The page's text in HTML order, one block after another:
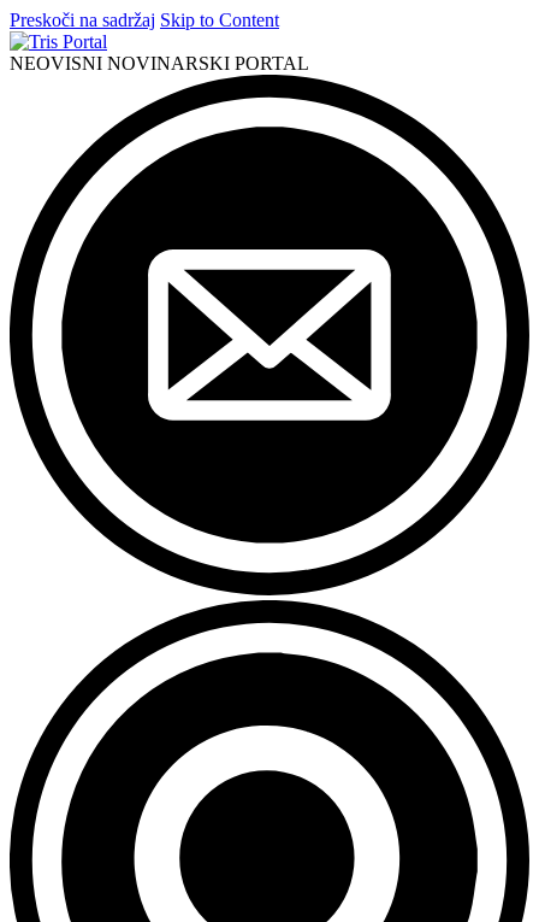
Preskoči na sadržaj Skip to Content
NEOVISNI NOVINARSKI PORTAL